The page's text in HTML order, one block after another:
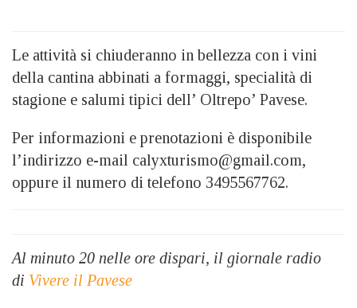
Le attività si chiuderanno in bellezza con i vini
della cantina abbinati a formaggi, specialità di
stagione e salumi tipici dell’ Oltrepo’ Pavese.
Per informazioni e prenotazioni è disponibile
l’indirizzo e-mail calyxturismo@gmail.com,
oppure il numero di telefono 3495567762.
Al minuto 20 nelle ore dispari, il giornale radio
di Vivere il Pavese